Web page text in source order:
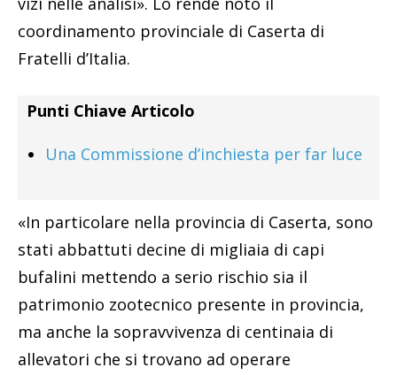
coordinamento provinciale di Caserta di
Fratelli d’Italia.
Punti Chiave Articolo
Una Commissione d’inchiesta per far luce
«In particolare nella provincia di Caserta, sono
stati abbattuti decine di migliaia di capi
bufalini mettendo a serio rischio sia il
patrimonio zootecnico presente in provincia,
ma anche la sopravvivenza di centinaia di
allevatori che si trovano ad operare